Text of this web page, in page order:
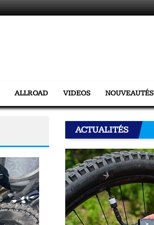
ALLROAD VIDEOS NOUVEAUTÉS
ACTUALITÉS